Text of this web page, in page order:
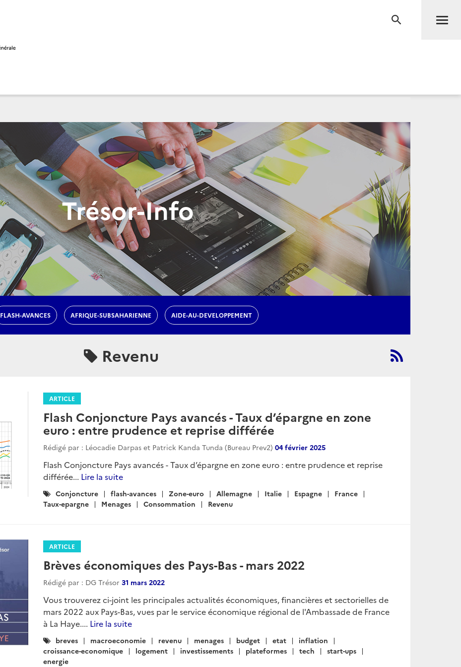
RECHERCHE
Trésor-Info
FLASH-AVANCES AFRIQUE-SUBSAHARIENNE AIDE-AU-DEVELOPPEMENT
Revenu
ARTICLE
Flash Conjoncture Pays avancés - Taux d’épargne en zone
euro : entre prudence et reprise différée
Rédigé par : Léocadie Darpas et Patrick Kanda Tunda (Bureau Prev2) 04 février 2025
Flash Conjoncture Pays avancés - Taux d’épargne en zone euro : entre prudence et reprise
différée... Lire la suite
Catégories
:
Conjoncture flash-avances Zone-euro Allemagne Italie Espagne
France
Taux-epargne
Menages Consommation Revenu
ARTICLE
Brèves économiques des Pays-Bas - mars 2022
Rédigé par : DG Trésor 31 mars 2022
Vous trouverez ci-joint les principales actualités économiques, financières et sectorielles de
mars 2022 aux Pays-Bas, vues par le service économique régional de l'Ambassade de France
à La Haye.... Lire la suite
Catégories
:
breves macroeconomie revenu menages budget etat
inflation
croissance-economique
logement investissements plateformes tech
start-ups
energie